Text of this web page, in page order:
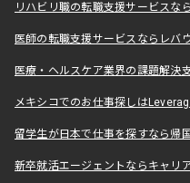
リハビリ職の転職支援サービスな
医師の転職支援サービスならレバ
医療・ヘルスケア業界の課題解決
メキシコでのお仕事探しは
留学生が日本で仕事を探すなら帰
新卒就活エージェントならキャリ